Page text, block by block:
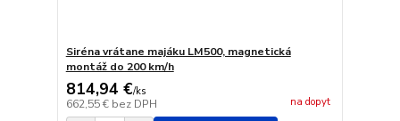
Siréna vrátane majáku LM500, magnetická
montáž do 200 km/h
814,94 €/ks
662,55 € bez DPH na dopyt